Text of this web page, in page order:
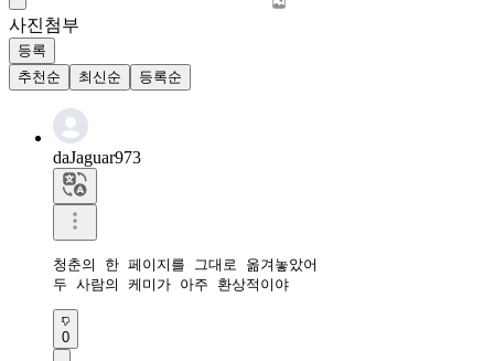
사진첨부
등록
추천순
최신순 등록순
daJaguar973
청춘의 한 페이지를 그대로 옮겨놓았어
두 사람의 케미가 아주 환상적이야
0